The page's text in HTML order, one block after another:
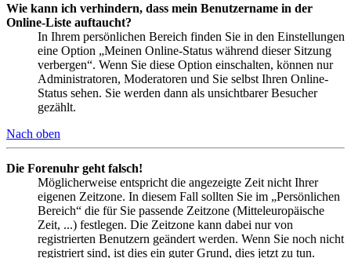
Wie kann ich verhindern, dass mein Benutzername in der
Online-Liste auftaucht?
In Ihrem persönlichen Bereich finden Sie in den Einstellungen
eine Option „Meinen Online-Status während dieser Sitzung
verbergen“. Wenn Sie diese Option einschalten, können nur
Administratoren, Moderatoren und Sie selbst Ihren Online-
Status sehen. Sie werden dann als unsichtbarer Besucher
gezählt.
Nach oben
Die Forenuhr geht falsch!
Möglicherweise entspricht die angezeigte Zeit nicht Ihrer
eigenen Zeitzone. In diesem Fall sollten Sie im „Persönlichen
Bereich“ die für Sie passende Zeitzone (Mitteleuropäische
Zeit, ...) festlegen. Die Zeitzone kann dabei nur von
registrierten Benutzern geändert werden. Wenn Sie noch nicht
registriert sind, ist dies ein guter Grund, dies jetzt zu tun.